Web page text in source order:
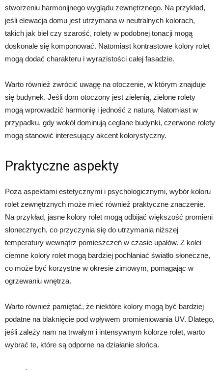
stworzeniu harmonijnego wyglądu zewnętrznego. Na przykład,
jeśli elewacja domu jest utrzymana w neutralnych kolorach,
takich jak biel czy szarość, rolety w podobnej tonacji mogą
doskonale się komponować. Natomiast kontrastowe kolory rolet
mogą dodać charakteru i wyrazistości całej fasadzie.
Warto również zwrócić uwagę na otoczenie, w którym znajduje
się budynek. Jeśli dom otoczony jest zielenią, zielone rolety
mogą wprowadzić harmonię i jedność z naturą. Natomiast w
przypadku, gdy wokół dominują ceglane budynki, czerwone rolety
mogą stanowić interesujący akcent kolorystyczny.
Praktyczne aspekty
Poza aspektami estetycznymi i psychologicznymi, wybór koloru
rolet zewnętrznych może mieć również praktyczne znaczenie.
Na przykład, jasne kolory rolet mogą odbijać większość promieni
słonecznych, co przyczynia się do utrzymania niższej
temperatury wewnątrz pomieszczeń w czasie upałów. Z kolei
ciemne kolory rolet mogą bardziej pochłaniać światło słoneczne,
co może być korzystne w okresie zimowym, pomagając w
ogrzewaniu wnętrza.
Warto również pamiętać, że niektóre kolory mogą być bardziej
podatne na blaknięcie pod wpływem promieniowania UV. Dlatego,
jeśli zależy nam na trwałym i intensywnym kolorze rolet, warto
wybrać te, które są odporne na działanie słońca.